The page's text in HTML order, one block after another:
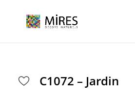
C1072 – Jardin